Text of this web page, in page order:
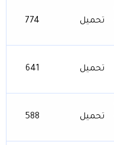
تحميل 774
تحميل 641
تحميل 588